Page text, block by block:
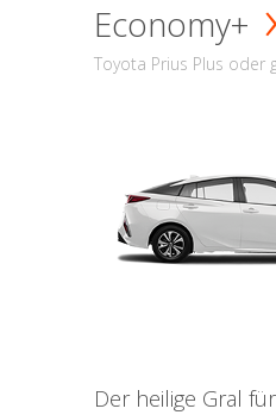
Economy+
Toyota Prius Plus oder
Der heilige Gral